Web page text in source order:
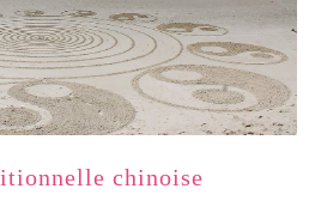
chinoise